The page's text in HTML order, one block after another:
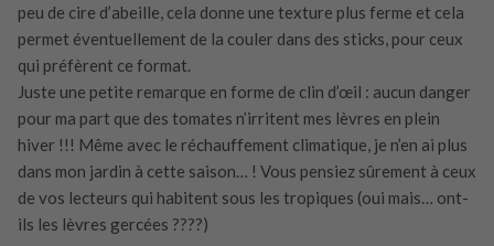
peu de cire d’abeille, cela donne une texture plus ferme et cela
permet éventuellement de la couler dans des sticks, pour ceux
qui préfèrent ce format.
Juste une petite remarque en forme de clin d’œil : aucun danger
pour ma part que des tomates n’irritent mes lèvres en plein
hiver !!! Même avec le réchauffement climatique, je n’en ai plus
dans mon jardin à cette saison… ! Vous pensiez sûrement à ceux
de vos lecteurs qui habitent sous les tropiques (oui mais… ont-
ils les lèvres gercées ????)